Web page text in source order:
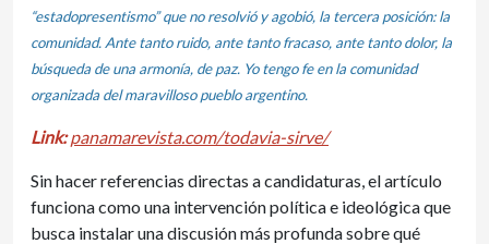
“estadopresentismo” que no resolvió y agobió, la tercera posición: la
comunidad. Ante tanto ruido, ante tanto fracaso, ante tanto dolor, la
búsqueda de una armonía, de paz. Yo tengo fe en la comunidad
organizada del maravilloso pueblo argentino.
Link:panamarevista.com/todavia-sirve/
Sin hacer referencias directas a candidaturas, el artículo
funciona como una intervención política e ideológica que
busca instalar una discusión más profunda sobre qué